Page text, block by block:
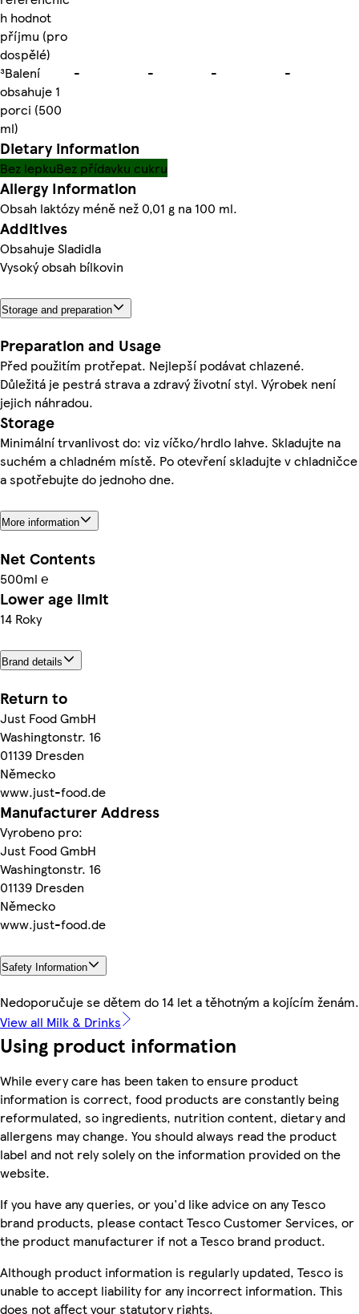
h hodnot
příjmu (pro
dospělé)
³Balení
obsahuje 1
porci (500
ml)
- - - -
Dietary information
Bez lepkuBez přídavku cukru
Allergy Information
Obsah laktózy méně než 0,01 g na 100 ml.
Additives
Obsahuje Sladidla
Vysoký obsah bílkovin
Storage and preparation
Preparation and Usage
Před použitím protřepat. Nejlepší podávat chlazené.
Důležitá je pestrá strava a zdravý životní styl. Výrobek není
jejich náhradou.
Storage
Minimální trvanlivost do: viz víčko/hrdlo lahve. Skladujte na
suchém a chladném místě. Po otevření skladujte v chladničce
a spotřebujte do jednoho dne.
More information
Net Contents
500ml ℮
Lower age limit
14 Roky
Brand details
Return to
Just Food GmbH
Washingtonstr. 16
01139 Dresden
Německo
www.just-food.de
Manufacturer Address
Vyrobeno pro:
Just Food GmbH
Washingtonstr. 16
01139 Dresden
Německo
www.just-food.de
Safety Information
Nedoporučuje se dětem do 14 let a těhotným a kojícím ženám.
View all Milk & Drinks
Using product information
While every care has been taken to ensure product
information is correct, food products are constantly being
reformulated, so ingredients, nutrition content, dietary and
allergens may change. You should always read the product
label and not rely solely on the information provided on the
website.
If you have any queries, or you'd like advice on any Tesco
brand products, please contact Tesco Customer Services, or
the product manufacturer if not a Tesco brand product.
Although product information is regularly updated, Tesco is
unable to accept liability for any incorrect information. This
does not affect your statutory rights.